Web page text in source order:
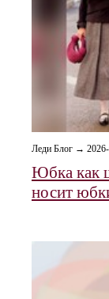
Леди Блог →
Юбка как
носит